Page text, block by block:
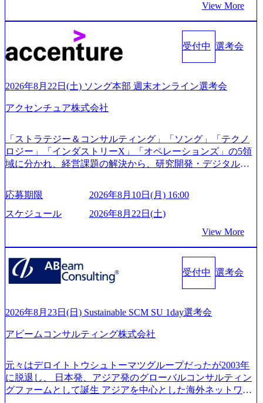
s/20240925162633_7242d0de-3e54-4f03-b076-00318d5c0dff_120
0x644.webp レバレジーズ株式会社 会社説明資料 (https://spea
kerdeck.com/leverages/leverages-hui-she-shao-jie-zi-liao-zhong-tu-
cai-yong-xiang-ke) 「働く人」「事業・サービス」「カルチャ
ー」など、レバレジーズのリアルを取り上げています！ (htt
「外国人留学生等受入環境整備事業委託業務」を受託 (http
s://prtimes.jp/main/html/rd/p/000000612.000010591.html) レバレ
ジーズ、モチベーション管理システム「NALYSYS」リリー
m/@leveragesCh) レバレジーズで活躍するメンバー紹介！〜
管理職種編 〜 (https://www.youtube.com/watch?v=RETwZKac2
UI) レバレジーズで活躍するメンバー紹介！〜 営業職種編
来黒字を維持し、急成長中でありながら安定した事業を展
円を目指す日本にもなかなかないメガベンチャー。創業か
ら黒字経営。年間130%成長 https://storage.googleapis.com/our-
527843-d227-4df8-b86c-5587f843fdf6_1200x471.webp https://stor
age.googleapis.com/our-vision-production.appspot.com/public/imag
es/20251030164946_dc0888f6-0539-4887-84d7-34c8d8544226_1
200x666.webp 年間100億円規模の投資の元、10以上もの新規
能 社内転職が活発であり、多様なスキルを1社で身に着ける
ことが可能 事業開発・運用を内包かする「オールインハウ
ス」型の組織体。社内スカウトや社内公募制度を用いて主
165942_70f09968-1b27-43e6-b849-1cd107c4f488_1200x698.web
p ## 働き方／WLB／待遇 内装8億円超のかっこいいオフィ
スがあり、 働き甲斐のあるランキング、新卒注目ランキン
View More
受付中 選考会
2026年8月22日(土) ソング本部 週末オンライン選考会
アクセンチュア株式会社
「ストラテジー＆コンサルティング」「ソング」「テクノ
ロジー」「インダストリーX」「オペレーションズ」の5領
域に分かれ、経営課題の解決から、研究開発・デジタル・
グ領域からその実行的側面であるITサービスの提供まで一
貫して支援する総合系・IT系ファームである あらゆる産業
において非常に良質な顧客基盤を築いており、Fortune Globa
手掛けたプロジェクトは「ファーストリテイリングにおけ
るグローバル化」「資生堂グループのDX化支援」「ヴィヴ
ィアン・ウエストウッドの製品開発」など多岐にわたる コ
ンサルティング活動のみならず、2021年にはKDDIと合弁会
社「ARISE analytics」を設立し、人工知能とデータアナリテ
ジタル人材育成の支援も盛んに行う 採用資料 (https://www.ac
2/Accenture-Recruiting-Brochure.pdf#zoom=50) 女性の活躍につ
rs/corporate/document/women-brochure.pdf#zoom=50) 社員発信
のキャリアブログ (https://www.accenture.com/jp-ja/blogs/japan-
careers-blog) 江川社長が語る「105点経営」 (https://business.ni
kkei.com/atcl/gen/19/00604/021600008/) 規模拡大で成功する理
応募期限
2026年8月10日(月) 16:00
スケジュール
2026年8月22日(土)
View More
受付中 選考会
2026年8月23日(日) Sustainable SCM SU 1day選考会
アビームコンサルティング株式会社
元々はデロイトトウシュトーマツグループだったが2003年
に脱退し、 日本発、アジア発のグローバルコンサルティン
グファームとして誕生 アジアを中心とした海外ネットワー